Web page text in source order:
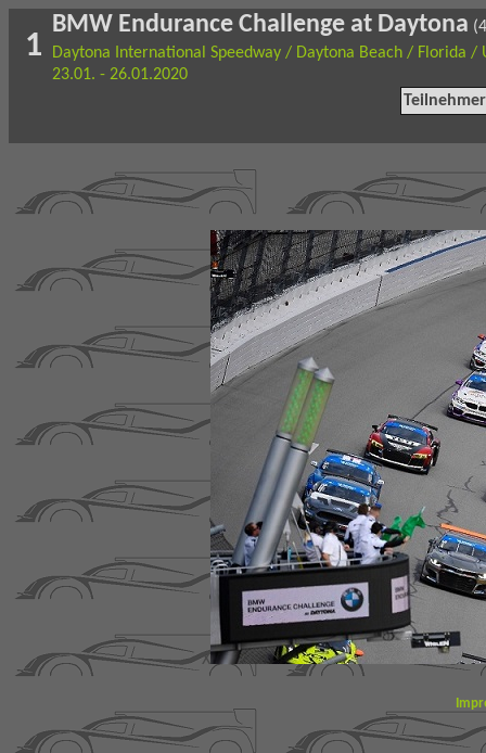
1
BMW Endurance Challenge at Daytona
Daytona International Speedway / Daytona Beach / Florida /
23.01. - 26.01.2020
Teilnehmer
X